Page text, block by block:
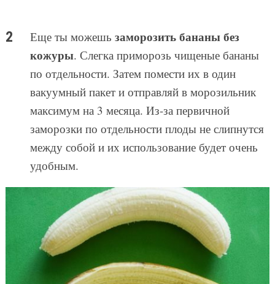
Еще ты можешь заморозить бананы без
кожуры. Слегка приморозь чищеные бананы
по отдельности. Затем помести их в один
вакуумный пакет и отправляй в морозильник
максимум на 3 месяца. Из-за первичной
заморозки по отдельности плоды не слипнутся
между собой и их использование будет очень
удобным.